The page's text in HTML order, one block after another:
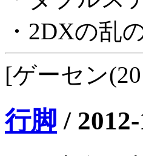
・2DXの乱
[ゲーセン
行脚 /